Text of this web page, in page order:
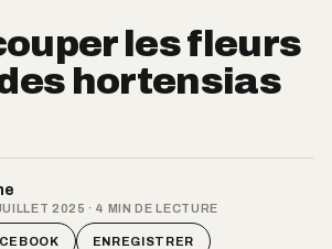
les fleurs
hortensias
2025 · 4 MIN DE LECTURE
ENREGISTRER